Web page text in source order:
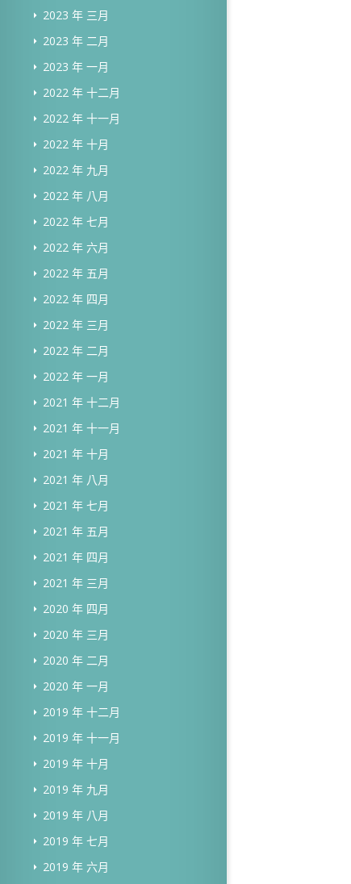
2023 年 三月
2023 年 二月
2023 年 一月
2022 年 十二月
2022 年 十一月
2022 年 十月
2022 年 九月
2022 年 八月
2022 年 七月
2022 年 六月
2022 年 五月
2022 年 四月
2022 年 三月
2022 年 二月
2022 年 一月
2021 年 十二月
2021 年 十一月
2021 年 十月
2021 年 八月
2021 年 七月
2021 年 五月
2021 年 四月
2021 年 三月
2020 年 四月
2020 年 三月
2020 年 二月
2020 年 一月
2019 年 十二月
2019 年 十一月
2019 年 十月
2019 年 九月
2019 年 八月
2019 年 七月
2019 年 六月